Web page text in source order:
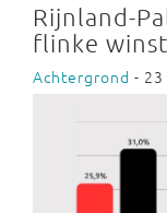
Rijnland-
flinke
Achtergrond -